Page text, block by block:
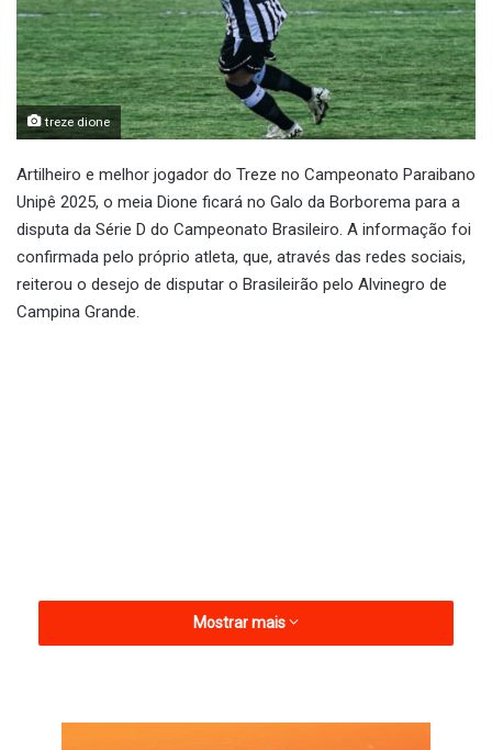
treze dione
Artilheiro e melhor jogador do Treze no Campeonato Paraibano
Unipê 2025, o meia Dione ficará no Galo da Borborema para a
disputa da Série D do Campeonato Brasileiro. A informação foi
confirmada pelo próprio atleta, que, através das redes sociais,
reiterou o desejo de disputar o Brasileirão pelo Alvinegro de
Campina Grande.
Mostrar mais